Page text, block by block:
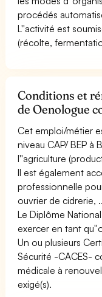
procédés
L''activité est
(récolte,
Conditions et
de Oenologue
Cet emploi/métier
niveau CAP/ BEP à
l''agriculture
Il est également
professionnelle
ouvrier de cidrerie,
Le Diplôme
exercer en tant
Un ou plusieurs
Sécurité -CACES-
médicale à
exigé(s).